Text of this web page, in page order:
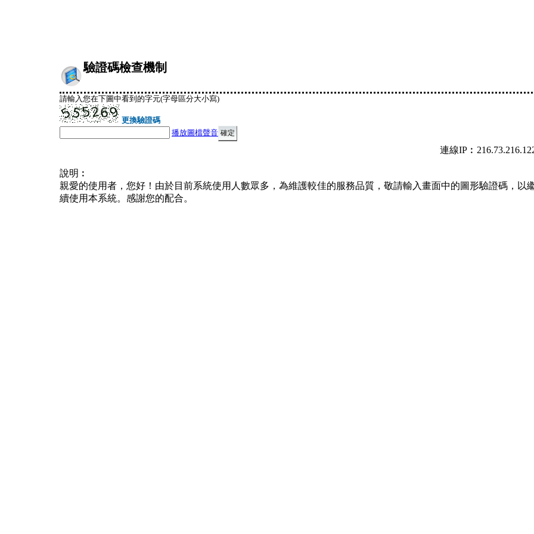
驗證碼檢查機制
請輸入您在下圖中看到的字元(字母區分大小寫)
更換驗證碼
播放圖檔聲音
連線
說明︰
親愛的使用者，您好！由於目前系統使用人數眾多，為維護較佳的服務品質，敬請輸入畫面中的圖形驗證碼，以
續使用本系統。感謝您的配合。